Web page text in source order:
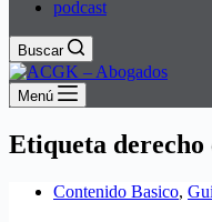
podcast
Buscar
Menú
Etiqueta
Contenido Basico,